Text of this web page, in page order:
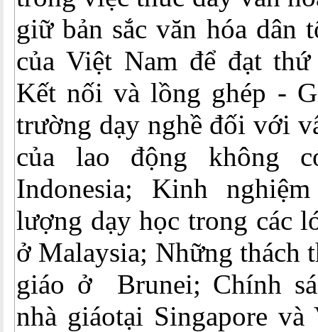
giữ bản sắc văn hóa dân
của Việt Nam để đạt
Kết nối và lồng ghép -
trường dạy nghề đối với
của lao động không
Indonesia; Kinh
lượng dạy học trong các
ở Malaysia; Những thách
giáo ở Brunei; Chính
nhà giáotại Singapore